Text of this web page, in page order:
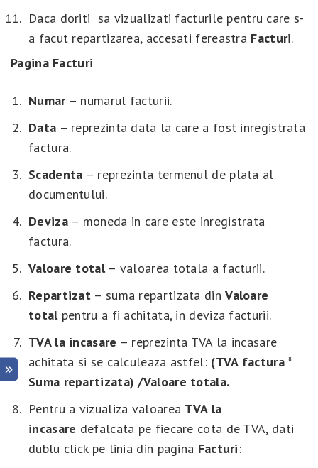
Daca doriti sa vizualizati facturile pentru care s-
a facut repartizarea, accesati fereastra Facturi.
Pagina Facturi
Numar– numarul facturii.
Data – reprezinta data la care a fost inregistrata
factura.
Scadenta – reprezinta termenul de plata al
documentului.
Deviza– moneda in care este inregistrata
factura.
Valoare total– valoarea totala a facturii.
Repartizat – suma repartizata dinValoare
totalpentru a fi achitata, in deviza facturii.
TVA la incasare – reprezinta TVA la incasare
achitata si se calculeaza astfel: (TVA factura *
Suma repartizata) /Valoare totala.
Pentru a vizualiza valoarea TVA la
incasare defalcata pe fiecare cota de TVA, dati
dublu click pe linia din pagina Facturi: